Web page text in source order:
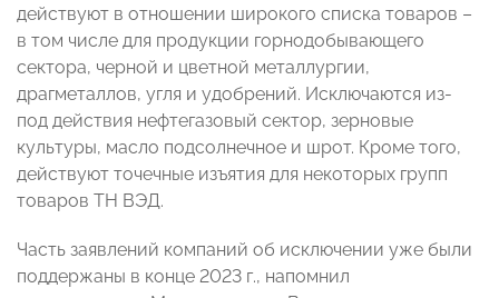
действуют в отношении широкого списка товаров –
в том числе для продукции горнодобывающего
сектора, черной и цветной металлургии,
драгметаллов, угля и удобрений. Исключаются из-
под действия нефтегазовый сектор, зерновые
культуры, масло подсолнечное и шрот. Кроме того,
действуют точечные изъятия для некоторых групп
товаров ТН ВЭД.
Часть заявлений компаний об исключении уже были
поддержаны в конце 2023 г., напомнил